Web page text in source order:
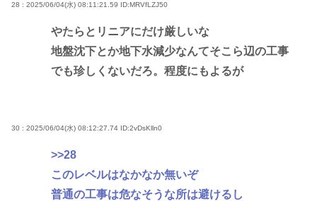
28 : 2025/06/04(水) 08:11:21.59 ID:MRVfLZJ50
やたらとリニアにだけ厳しいな
地盤沈下とか地下水減少なんてそこら辺の工事
でも珍しくないだろ。程度にもよるが
30 : 2025/06/04(水) 08:12:27.74 ID:2vDsKlln0
>>28
このレベルはなかなか無いぞ
普通の工事は危なそうな所は避けるし